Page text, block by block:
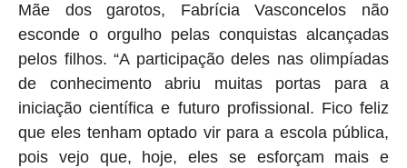
Mãe dos garotos, Fabrícia Vasconcelos não
esconde o orgulho pelas conquistas alcançadas
pelos filhos. “A participação deles nas olimpíadas
de conhecimento abriu muitas portas para a
iniciação científica e futuro profissional. Fico feliz
que eles tenham optado vir para a escola pública,
pois vejo que, hoje, eles se esforçam mais e